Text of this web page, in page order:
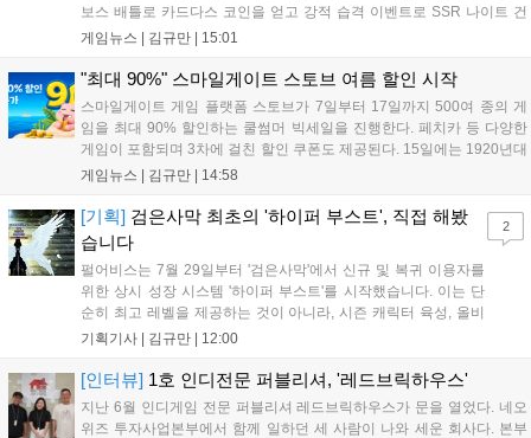
보스 배틀로 카드다스 코인을 얻고 강적 습격 이벤트로 SSR 나이트 건
담을 획득할 수 있다. 로그인 보너스로 최대 다이아 3,000개를 지급하며,
원 증정한다. 또한 9월 30일까지 공식 유튜브에서 특별 프로그램을 시청
게임뉴스 | 김규만 | 15:01
"최대 90%" 스마일게이트 스토브 여름 할인 시작
스마일게이트 게임 플랫폼 스토브가 7일부터 17일까지 500여 종의 게
임을 최대 90% 할인하는 쿨썸머 빅세일을 진행한다. 페치카 등 다양한
게임이 포함되며 3차에 걸친 할인 쿠폰도 제공된다. 15일에는 1920년대
경성 배경의 신작 그날의 신문이 출시되며, 15일부터 17일까지는 국내
은 공식 페이지에서 확인 가능하다....
게임뉴스 | 김규만 | 14:58
[기획] 검은사막 최초의 '하이퍼 부스트', 직접 해봤
습니다
펄어비스는 7월 29일부터 '검은사막'에서 신규 및 복귀 이용자를
위한 상시 성장 시스템 '하이퍼 부스트'를 시작했습니다. 이는 단
순히 최고 레벨을 제공하는 것이 아니라, 시즌 캐릭터 육성, 올비
아 아카데미 수료, 아침의 나라 설화 진행 등 4단계 과정을 통해
용자는 과제를 완수하며 동(V) 투발라 장비와 검은별 무기, 카라
기획기사 | 김규만 | 12:00
2
[인터뷰] 1호 인디전문 퍼블리셔, '레드브릭하우스'
지난 6월 인디게임 전문 퍼블리셔 레드브릭하우스가 문을 열었다. 네오
위즈 투자사업본부에서 함께 일하던 세 사람이 나와 세운 회사다. 본부